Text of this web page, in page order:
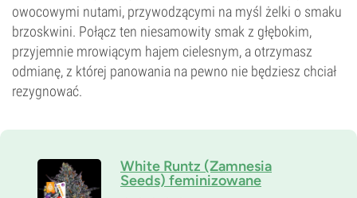
owocowymi nutami, przywodzącymi na myśl żelki o smaku
brzoskwini. Połącz ten niesamowity smak z głębokim,
przyjemnie mrowiącym hajem cielesnym, a otrzymasz
odmianę, z której panowania na pewno nie będziesz chciał
rezygnować.
White Runtz (Zamnesia
Seeds) feminizowane